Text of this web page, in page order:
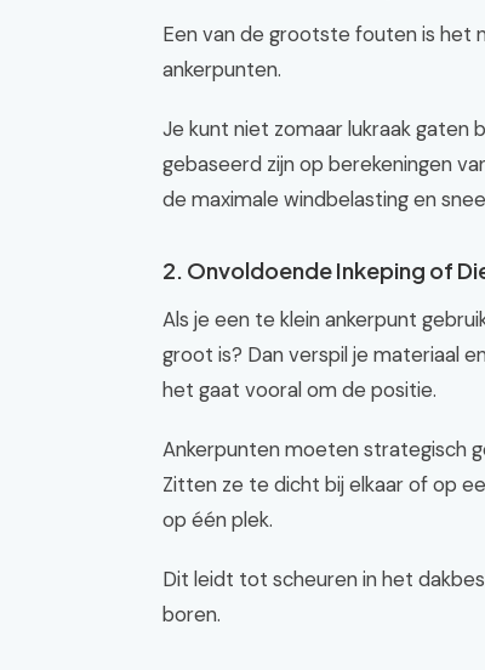
Een van de grootste fouten is het
ankerpunten.
Je kunt niet zomaar lukraak gaten
gebaseerd zijn op berekeningen
de maximale windbelasting en
2. Onvoldoende Inkeping of
Als je een te klein ankerpunt
groot is? Dan verspil je materiaal
het gaat vooral om de positie.
Ankerpunten moeten strategisch
Zitten ze te dicht bij elkaar of op
op één plek.
Dit leidt tot scheuren in het
boren.